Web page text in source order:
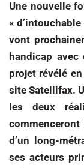
Une nouvelle
« d’intouchable
vont
handicap
projet révélé
site Satellifax.
les deux
d’un long-
ses acteurs